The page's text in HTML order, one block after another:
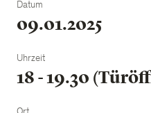
Datum
09.01.2025
Uhrzeit
18 - 19.30